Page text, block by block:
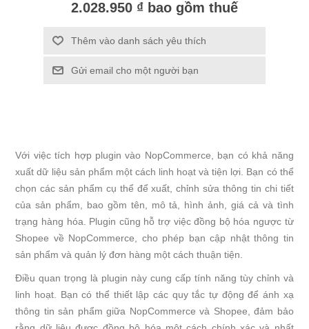
2.028.950 ₫ bao gồm thuế
Thêm vào danh sách yêu thích
Gửi email cho một người bạn
Với việc tích hợp plugin vào NopCommerce, bạn có khả năng
xuất dữ liệu sản phẩm một cách linh hoạt và tiện lợi. Bạn có thể
chọn các sản phẩm cụ thể để xuất, chỉnh sửa thông tin chi tiết
của sản phẩm, bao gồm tên, mô tả, hình ảnh, giá cả và tình
trạng hàng hóa. Plugin cũng hỗ trợ việc đồng bộ hóa ngược từ
Shopee về NopCommerce, cho phép bạn cập nhật thông tin
sản phẩm và quản lý đơn hàng một cách thuận tiện.
Điều quan trọng là plugin này cung cấp tính năng tùy chỉnh và
linh hoạt. Bạn có thể thiết lập các quy tắc tự động để ánh xạ
thông tin sản phẩm giữa NopCommerce và Shopee, đảm bảo